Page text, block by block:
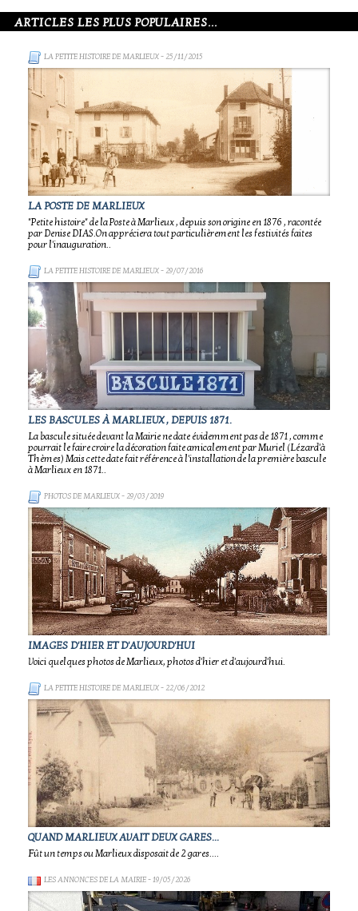
ARTICLES LES PLUS POPULAIRES...
LA PETITE HISTOIRE DE MARLIEUX- 25/11/2015
LA POSTE DE MARLIEUX
"Petite histoire" de la Poste à Marlieux , depuis son origine en 1876 , racontée
par Denise DIAS.On appréciera tout particulièrement les festivités faites
pour l'inauguration..
LA PETITE HISTOIRE DE MARLIEUX- 29/07/2016
LES BASCULES À MARLIEUX , DEPUIS 1871.
La bascule située devant la Mairie ne date évidemment pas de 1871 , comme
pourrait le faire croire la décoration faite amicalement par Muriel (Lézard'à
Thèmes) Mais cette date fait référence à l'installation de la première bascule
à Marlieux en 1871..
PHOTOS DE MARLIEUX- 29/03/2019
IMAGES D'HIER ET D'AUJOURD'HUI
Voici quelques photos de Marlieux, photos d'hier et d'aujourd'hui.
LA PETITE HISTOIRE DE MARLIEUX- 22/06/2012
QUAND MARLIEUX AVAIT DEUX GARES...
Fût un temps ou Marlieux disposait de 2 gares....
LES ANNONCES DE LA MAIRIE- 19/05/2026